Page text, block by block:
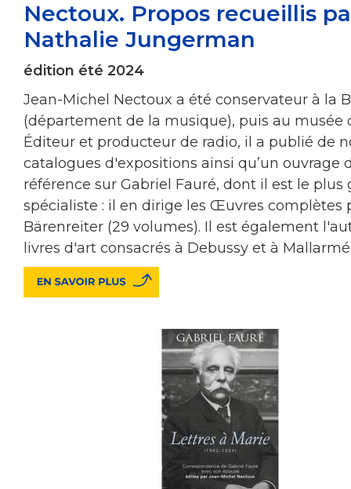
Nectoux. Propos recueillis
Nathalie Jungerman
édition été 2024
Jean-Michel Nectoux a été conservateur à la
(département de la musique), puis au musée
Éditeur et producteur de radio, il a publié de
catalogues d'expositions ainsi qu’un ouvrage
référence sur Gabriel Fauré, dont il est le plus
spécialiste : il en dirige les Œuvres complètes
Bärenreiter (29 volumes). Il est également
livres d'art consacrés à Debussy et à